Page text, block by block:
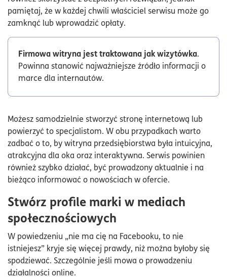
pamiętaj, że w każdej chwili właściciel serwisu może go
zamknąć lub wprowadzić opłaty.
Firmowa witryna jest traktowana jak wizytówka.
Powinna stanowić najważniejsze źródło informacji o
marce dla internautów.
Możesz samodzielnie stworzyć stronę internetową lub
powierzyć to specjalistom. W obu przypadkach warto
zadbać o to, by witryna przedsiębiorstwa była intuicyjna,
atrakcyjna dla oka oraz interaktywna. Serwis powinien
również szybko działać, być prowadzony aktualnie i na
bieżąco informować o nowościach w ofercie.
Stwórz profile marki w mediach
społecznościowych
W powiedzeniu „nie ma cię na Facebooku, to nie
istniejesz” kryje się więcej prawdy, niż można byłoby się
spodziewać. Szczególnie jeśli mowa o prowadzeniu
działalności online.